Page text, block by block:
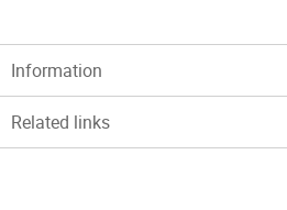
Information
Related links